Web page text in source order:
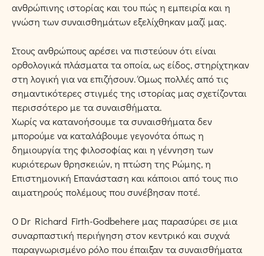
ανθρώπινης ιστορίας και του πώς η εμπειρία και η
γνώση των συναισθημάτων εξελίχθηκαν μαζί μας.
Στους ανθρώπους αρέσει να πιστεύουν ότι είναι
ορθολογικά πλάσματα τα οποία, ως είδος, στηρίχτηκαν
στη λογική για να επιζήσουν. Όμως πολλές από τις
σημαντικότερες στιγμές της ιστορίας μας σχετίζονται
περισσότερο με τα συναισθήματα.
Χωρίς να κατανοήσουμε τα συναισθήματα δεν
μπορούμε να καταλάβουμε γεγονότα όπως η
δημιουργία της φιλοσοφίας και η γέννηση των
κυριότερων θρησκειών, η πτώση της Ρώμης, η
Επιστημονική Επανάσταση και κάποιοι από τους πιο
αιματηρούς πολέμους που συνέβησαν ποτέ.
Ο Dr Richard Firth-Godbehere μας παρασύρει σε μια
συναρπαστική περιήγηση στον κεντρικό και συχνά
παραγνωρισμένο ρόλο που έπαιξαν τα συναισθήματα